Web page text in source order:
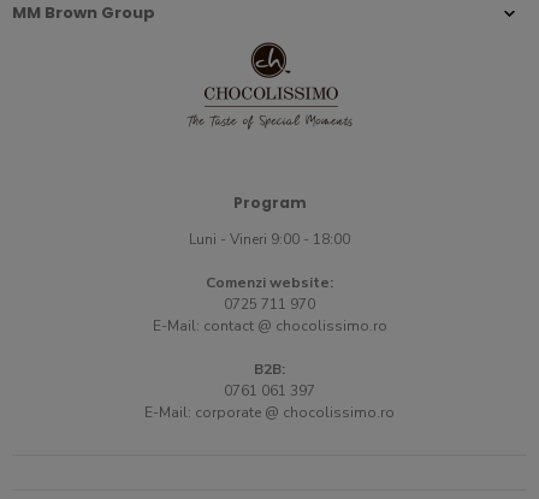
MM Brown Group
Program
Luni - Vineri 9:00 - 18:00
Comenzi website:
0725 711 970
E-Mail: contact @ chocolissimo.ro
B2B:
0761 061 397
E-Mail: corporate @ chocolissimo.ro